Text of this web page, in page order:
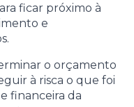
ficar próximo à
e
o orçamento
à risca o que foi
financeira da